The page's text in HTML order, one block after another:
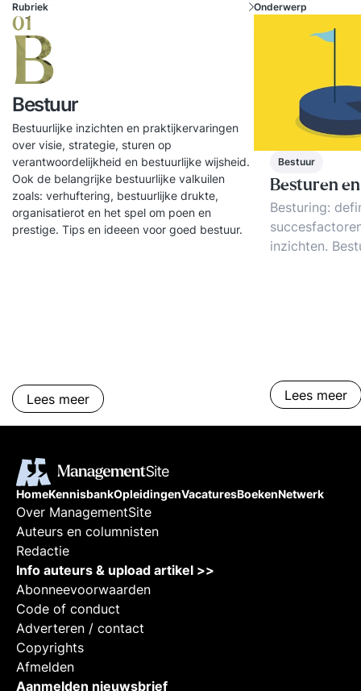
Rubriek
01
B
Bestuur
Bestuurlijke inzichten en praktijkervaringen
over visie, strategie, sturen op
verantwoordelijkheid en bestuurlijke wijsheid.
Ook de belangrijke bestuurlijke valkuilen
zoals: verhuftering, bestuurlijke drukte,
organisatierot en het spel om poen en
prestige. Tips en ideeen voor goed bestuur.
Lees meer
Onderwerp
Bestuur
Besturen
Besturing:
inzichten.
Lees meer
HomeKennisbankOpleidingenVacaturesBoekenNetwerk
Over ManagementSite
Auteurs en columnisten
Redactie
Info auteurs & upload artikel >>
Abonneevoorwaarden
Code of conduct
Adverteren / contact
Copyrights
Afmelden
Aanmelden nieuwsbrief